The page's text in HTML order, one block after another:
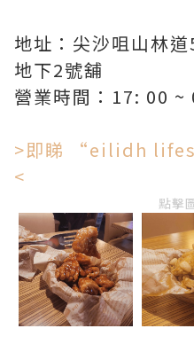
地址：尖沙咀山林
地下2號舖
營業時間：17: 00 ~
>即睇 “eilidh
<
點擊